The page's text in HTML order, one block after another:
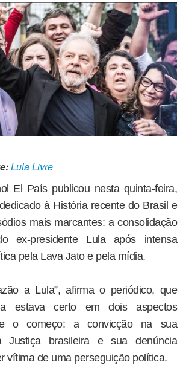
Lula Livre
El País publicou nesta quinta-feira,
à História recente do Brasil e
mais marcantes: a consolidação
ex-presidente Lula após intensa
pela Lava Jato e pela mídia.
a Lula”, afirma o periódico, que
estava certo em dois aspectos
o começo: a convicção na sua
Justiça brasileira e sua denúncia
vítima de uma perseguição política.